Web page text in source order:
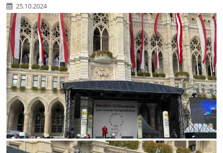
25.10.2024